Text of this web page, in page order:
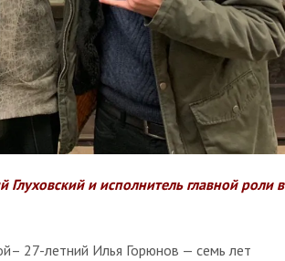
и исполнитель главной роли в
27-летний Илья Горюнов — семь лет